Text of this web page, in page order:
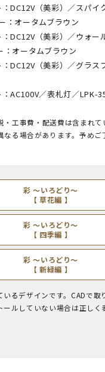
DC12V（美彩）／スパイ
：オータムブラウン
DC12V（美彩）／ウォー
：オータムブラウン
DC12V（美彩）／グラス
AC100V／表札灯／LPK-
工事費・配送費は含まれて
る場合があります。予めご
彩 ～いろどり～
【 草花編 】
彩 ～いろどり～
【 四季編 】
彩 ～いろどり～
【 新緑編 】
るデザインです。CADで取
ールしていない場合は正しく